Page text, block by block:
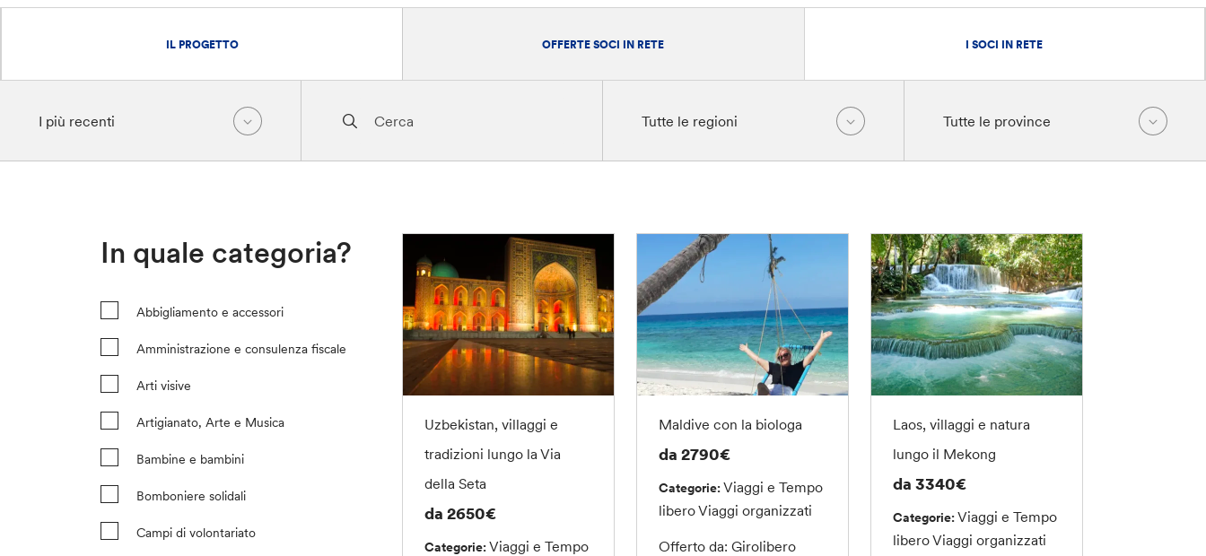
IL PROGETTO OFFERTE SOCI IN RETE I SOCI IN RETE
In quale categoria?
Abbigliamento e accessori
Amministrazione e consulenza fiscale
Arti visive
Artigianato, Arte e Musica
Bambine e bambini
Bomboniere solidali
Campi di volontariato
Uzbekistan, villaggi e
tradizioni lungo la Via
della Seta
da 2650€
Categorie:Viaggi e Tempo
Maldive con la biologa
da 2790€
Categorie:Viaggi e Tempo
liberoViaggi organizzati
Offerto da: Girolibero
Laos, villaggi e natura
lungo il Mekong
da 3340€
Categorie:Viaggi e Tempo
liberoViaggi organizzati